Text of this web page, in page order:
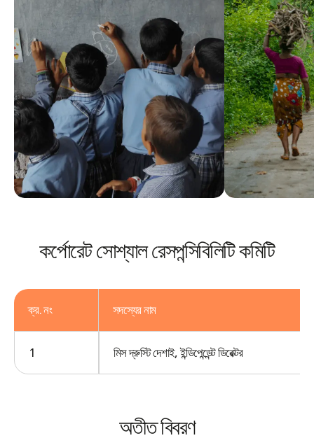
কর্পোরেট সোশ্যাল রেসপন্সিবিলিটি কমিটি
ক্র. নং সদস্যের নাম
1 মিস দ্রুস্টি দেশাই, ইন্ডিপেন্ডেন্ট ডিরেক্টর
অতীত বিবরণ